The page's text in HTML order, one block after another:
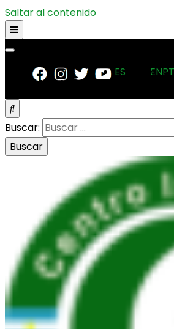
Saltar al contenido
ES ENPT
Buscar: